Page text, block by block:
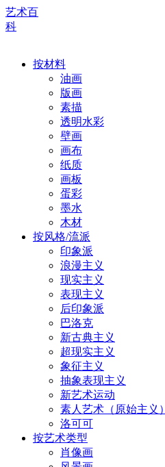
艺术百
科
按材料
油画
版画
素描
透明水彩
壁画
画布
纸质
画板
蛋彩
墨水
木材
按风格/流派
印象派
浪漫主义
现实主义
表现主义
后印象派
巴洛克
新古典主义
超现实主义
象征主义
抽象表现主义
新艺术运动
素人艺术（原始主义）
洛可可
按艺术类型
肖像画